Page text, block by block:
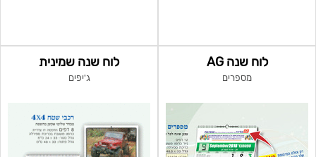
לוח שנה AG
מספרים
לוח שנה שמינית
ג'יפים